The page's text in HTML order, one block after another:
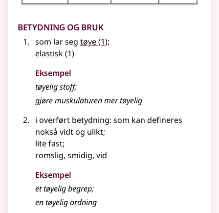
Betydning og bruk
som lar seg tøye(1);
elastisk(1)
Eksempel
tøyeligstoff;
gjøre muskulaturen mer tøyelig
i overført betydning: som kan defineres
nokså vidt og ulikt;
lite fast;
romslig, smidig, vid
Eksempel
et tøyelig begrep;
en tøyelig ordning